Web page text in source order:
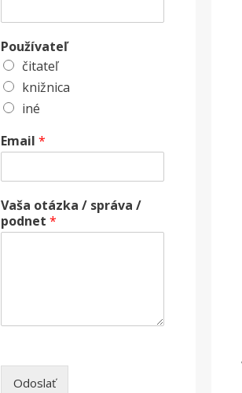
Používateľ
čitateľ
knižnica
iné
Email *
Vaša otázka / správa /
podnet *
Odoslať